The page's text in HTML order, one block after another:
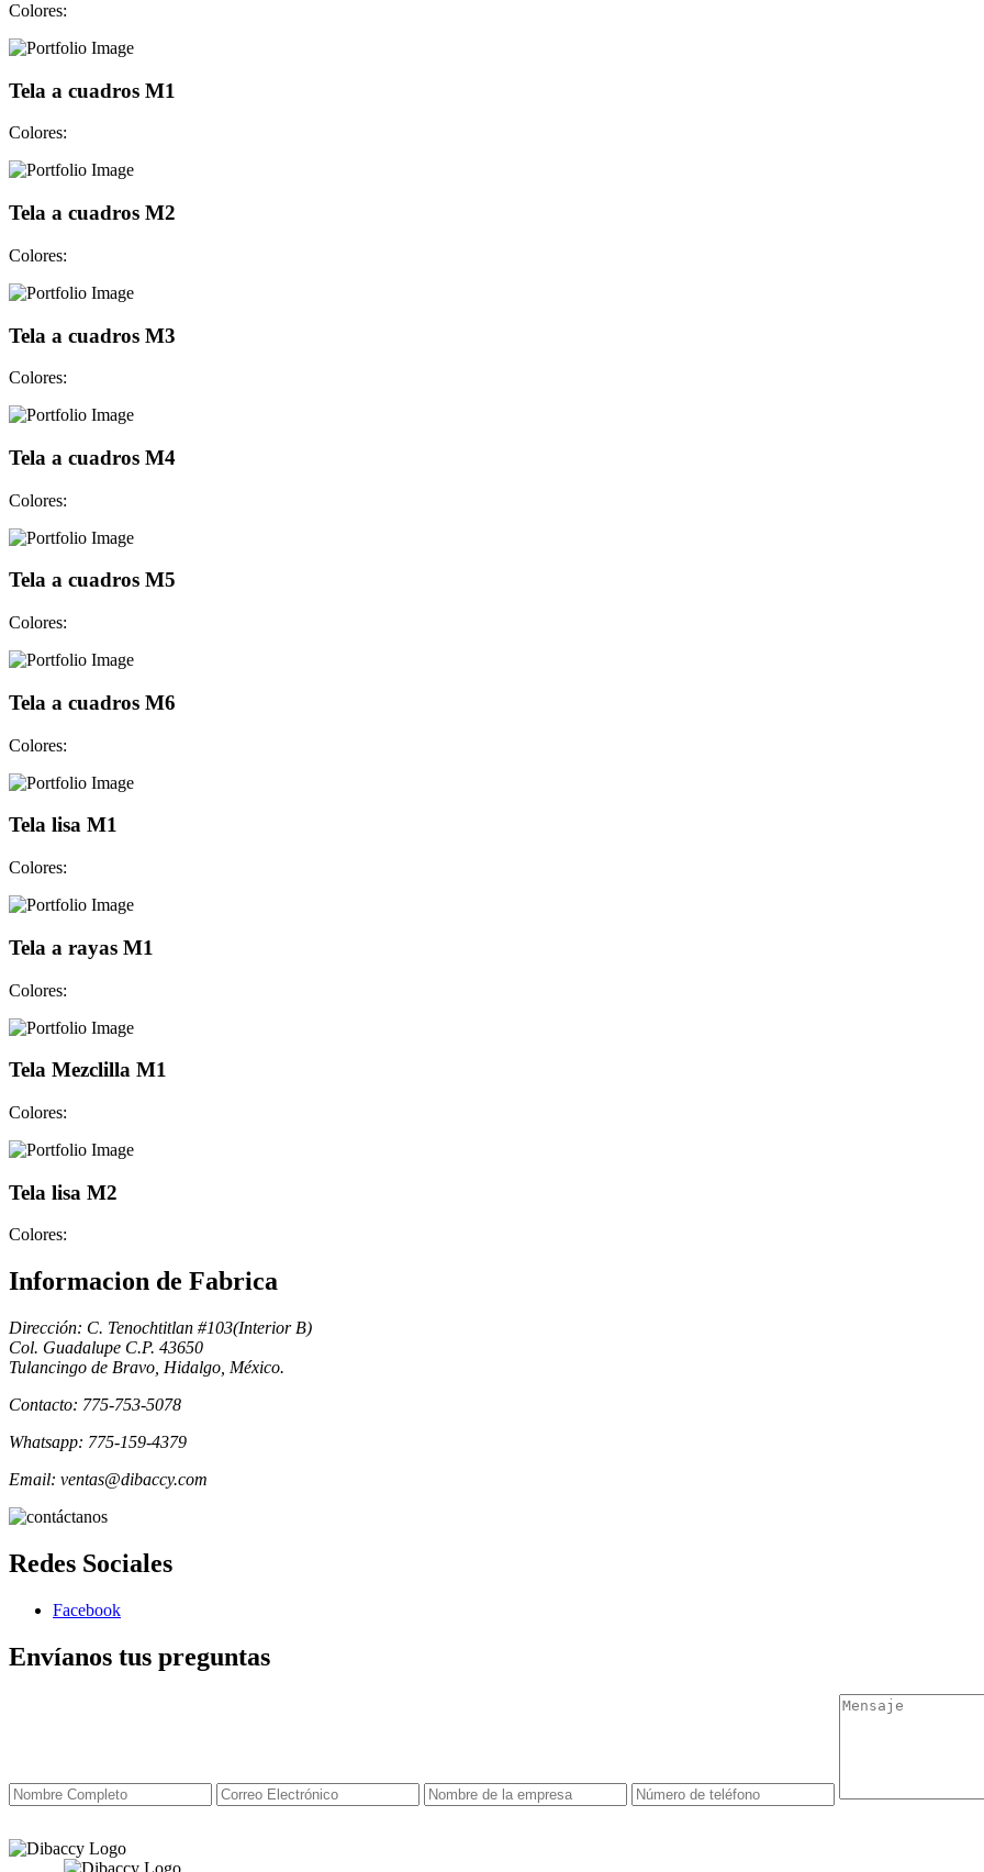
Colores:
Tela a cuadros M1
Colores:
Tela a cuadros M2
Colores:
Tela a cuadros M3
Colores:
Tela a cuadros M4
Colores:
Tela a cuadros M5
Colores:
Tela a cuadros M6
Colores:
Tela lisa M1
Colores:
Tela a rayas M1
Colores:
Tela Mezclilla M1
Colores:
Tela lisa M2
Colores:
Informacion de Fabrica
Dirección: C. Tenochtitlan #103(Interior B)
Col. Guadalupe C.P. 43650
Tulancingo de Bravo, Hidalgo, México.
Contacto: 775-753-5078
Whatsapp: 775-159-4379
Email: ventas@dibaccy.com
Redes Sociales
Facebook
Envíanos tus preguntas